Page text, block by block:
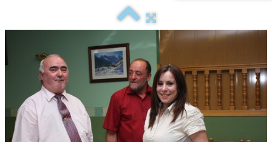
Hacerse socio
Log diploma en Pdf
▼
Sistemas Digitales
Noticias de interés